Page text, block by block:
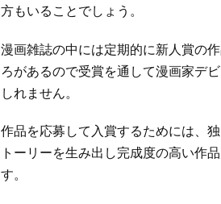
方もいることでしょう。
漫画雑誌の中には定期的に新人賞の
ろがあるので受賞を通して漫画家デ
しれません。
作品を応募して入賞するためには、
トーリーを生み出し完成度の高い作
す。